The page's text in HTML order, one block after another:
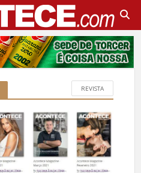
REVISTA